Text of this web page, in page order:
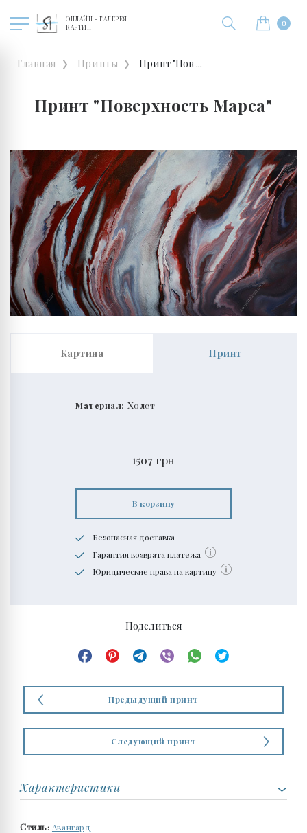
ОНЛАЙН - ГАЛЕРЕЯ
КАРТИН
0
Главная Принты Принт "Пов ...
Принт "Поверхность Марса"
Картина Принт
Материал: Холст
1507 грн
В корзину
Безопасная доставка
Гарантия возврата платежа
Юридические права на картину
Поделиться
Предыдущий принт
Следующий принт
Характеристики
Стиль: Авангард